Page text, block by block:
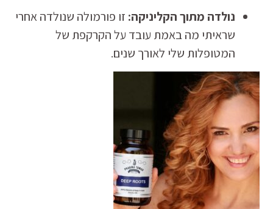
נולדה מתוך הקליניקה: זו פורמולה שנולדה אחרי
שראיתי מה באמת עובד על הקרקפת של
המטופלות שלי לאורך שנים.